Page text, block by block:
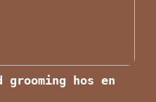
grooming hos en